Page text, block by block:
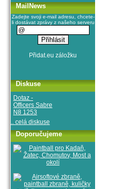
MailNews
Zadejte svoji e-mail adresu, chcete-
li dostávat zprávy z našeho serveru
Diskuse
Dotaz -
Officers Sabre
N8 1253
.. celá diskuse
Doporučujeme